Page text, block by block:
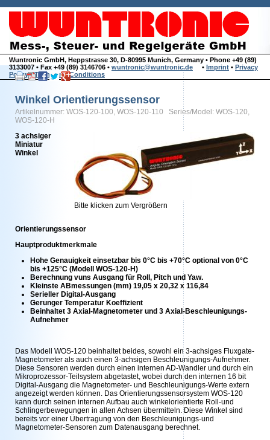
Wuntronic GmbH, Heppstrasse 30, D-80995 Munich, Germany • Phone +49 (89)
3133007 • Fax +49 (89) 3146706 • wuntronic@wuntronic.de • Imprint • Privacy
Policy•Terms and Conditions
Winkel Orientierungssensor
Artikelnummer: WOS-120-100, WOS-120-110 Series/Model: WOS-120,
WOS-120-H
Bitte klicken zum Vergrößern
3 achsiger
Miniatur
Winkel
Orientierungssensor
Hauptproduktmerkmale
Hohe Genauigkeit einsetzbar bis 0°C bis +70°C optional von 0°C
bis +125°C (Modell WOS-120-H)
Berechnung vuns Ausgang für Roll, Pitch und Yaw.
Kleinste ABmessungen (mm) 19,05 x 20,32 x 116,84
Serieller Digital-Ausgang
Gerunger Temperatur Koeffizient
Beinhaltet 3 Axial-Magnetometer und 3 Axial-Beschleunigungs-
Aufnehmer
Das Modell WOS-120 beinhaltet beides, sowohl ein 3-achsiges Fluxgate-
Magnetometer als auch einen 3-achsigen Beschleunigungs-Aufnehmer.
Diese Sensoren werden durch einen internen AD-Wandler und durch ein
Mikroprozessor-Teilsystem abgetastet, wobei durch den internen 16 bit
Digital-Ausgang die Magnetometer- und Beschleunigungs-Werte extern
angezeigt werden können. Das Orientierungssensorsystem WOS-120
kann durch seinen internen Aufbau auch winkelorientierte Roll-und
Schlingerbewegungen in allen Achsen übermitteln. Diese Winkel sind
bereits vor einer Übertragung von den Beschleunigungs-und
Magnetometer-Sensoren zum Datenausgang berechnet.